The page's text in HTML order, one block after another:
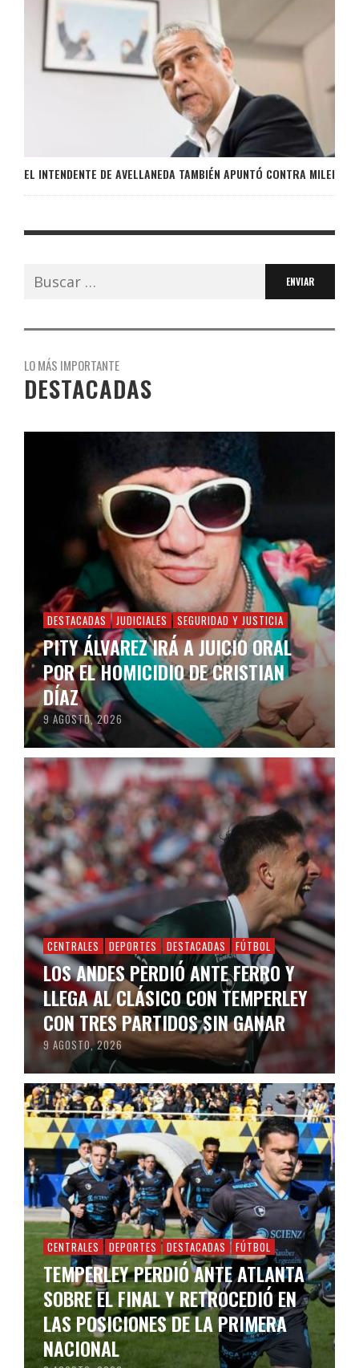
EL INTENDENTE DE AVELLANEDA TAMBIÉN APUNTÓ CONTRA MILEI
Buscar:
LO MÁS IMPORTANTE
DESTACADAS
DESTACADAS JUDICIALES SEGURIDAD Y JUSTICIA
PITY ÁLVAREZ IRÁ A JUICIO ORAL
POR EL HOMICIDIO DE CRISTIAN
DÍAZ
9 AGOSTO, 2026
CENTRALES DEPORTES DESTACADAS FÚTBOL
LOS ANDES PERDIÓ ANTE FERRO Y
LLEGA AL CLÁSICO CON TEMPERLEY
CON TRES PARTIDOS SIN GANAR
9 AGOSTO, 2026
CENTRALES DEPORTES DESTACADAS FÚTBOL
TEMPERLEY PERDIÓ ANTE ATLANTA
SOBRE EL FINAL Y RETROCEDIÓ EN
LAS POSICIONES DE LA PRIMERA
NACIONAL